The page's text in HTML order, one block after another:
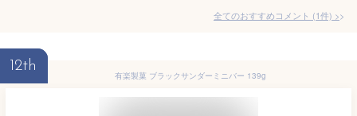
全てのおすすめコメント (1件) >
12th
有楽製菓 ブラックサンダーミニバー 139g